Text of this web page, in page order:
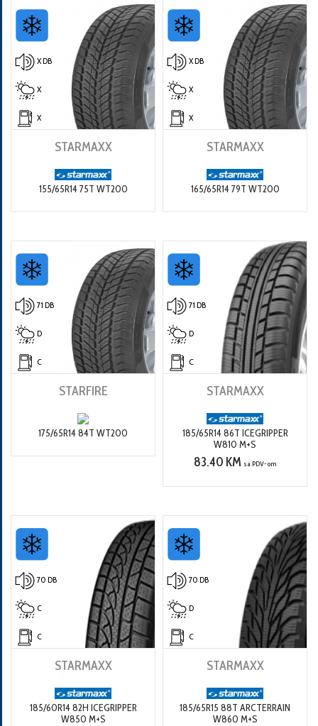
X DB
X
X
STARMAXX
155/65R14 75T WT200
X DB
X
X
STARMAXX
165/65R14 79T WT200
71 DB
D
C
STARFIRE
175/65R14 84T WT200
71 DB
D
C
STARMAXX
185/65R14 86T ICEGRIPPER
W810 M+S
83.40 KM sa PDV-om
70 DB
C
C
STARMAXX
185/60R14 82H ICEGRIPPER
W850 M+S
70 DB
D
C
STARMAXX
185/65R15 88T ARCTERRAIN
W860 M+S